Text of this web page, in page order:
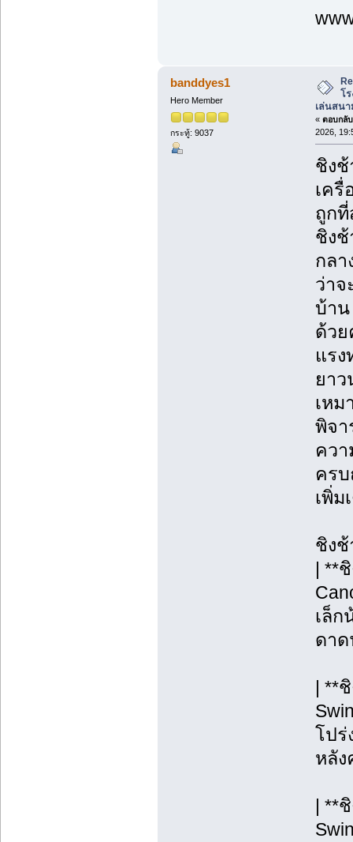
banddyes1
Hero Member
กระทู้: 9037
โ
เล่นสนา
« ตอบกลั
2026,
ชิงช้
เครื่
ถูกที่
ชิงช้
กลา
ว่าจ
บ้าน
ด้วย
แร
ยาว
เหม
พิจา
ควา
คร
เพิ่ม
ชิงช้
| **
เล็ก
ดา
| **
โปร่
หลัง
|